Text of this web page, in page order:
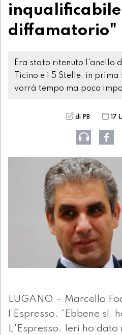
inqualificabile
diffamatorio"
Era stato ritenuto l'anello
Ticino e i 5 Stelle, in
vorrà tempo ma poco
di PB 17
LUGANO – Marcello
l’Espresso. “Ebbene sì,
L'Espresso. Ieri ho dato